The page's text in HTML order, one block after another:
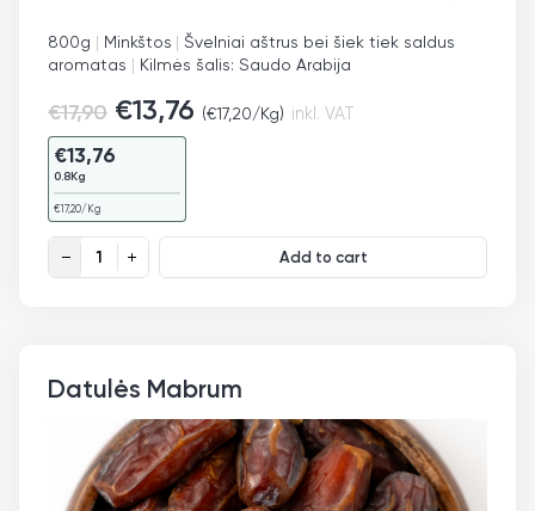
800g | Minkštos | Švelniai aštrus bei šiek tiek saldus
aromatas | Kilmės šalis: Saudo Arabija
€17,90 €13,76 (€17,20/Kg) inkl. VAT
€13,76
0.8Kg
€17,20/Kg
Datulės Wanana quantity Add to cart
Datulės Mabrum